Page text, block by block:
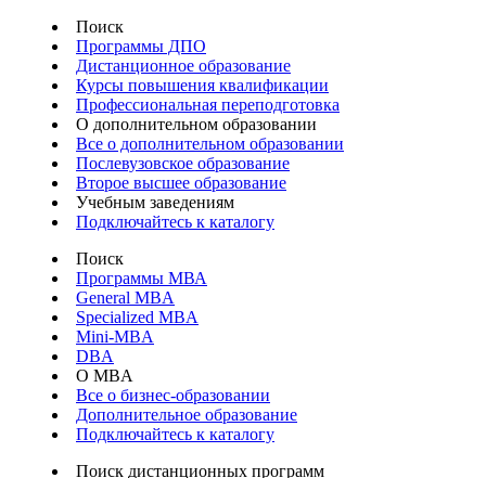
Поиск
Программы ДПО
Дистанционное образование
Курсы повышения квалификации
Профессиональная переподготовка
О дополнительном образовании
Все о дополнительном образовании
Послевузовское образование
Второе высшее образование
Учебным заведениям
Подключайтесь к каталогу
Поиск
Программы МВА
General MBA
Specialized MBA
Mini-MBA
DBA
О MBA
Все о бизнес-образовании
Дополнительное образование
Подключайтесь к каталогу
Поиск дистанционных программ